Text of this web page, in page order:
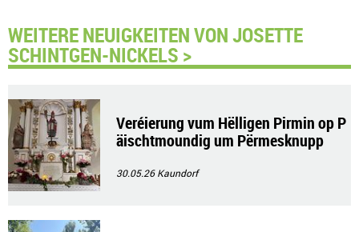
WEITERE NEUIGKEITEN VON JOSETTE
SCHINTGEN-NICKELS >
Veréierung vum Hëlligen Pirmin op P
äischtmoundig um Përmesknupp
30.05.26Kaundorf